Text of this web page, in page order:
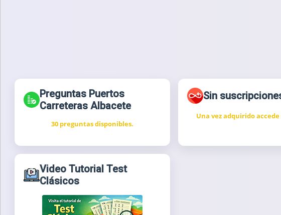
Preguntas Puertos
Carreteras Albacete
30 preguntas disponibles.
Sin
Una vez adquirido
Video Tutorial Test
Clásicos